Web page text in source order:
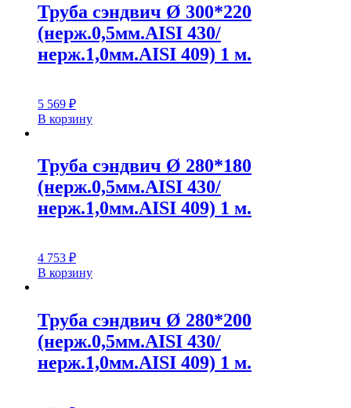
Труба сэндвич Ø 300*220
(нерж.0,5мм.AISI 430/
нерж.1,0мм.AISI 409) 1 м.
5 569 ₽
В корзину
Труба сэндвич Ø 280*180
(нерж.0,5мм.AISI 430/
нерж.1,0мм.AISI 409) 1 м.
4 753 ₽
В корзину
Труба сэндвич Ø 280*200
(нерж.0,5мм.AISI 430/
нерж.1,0мм.AISI 409) 1 м.